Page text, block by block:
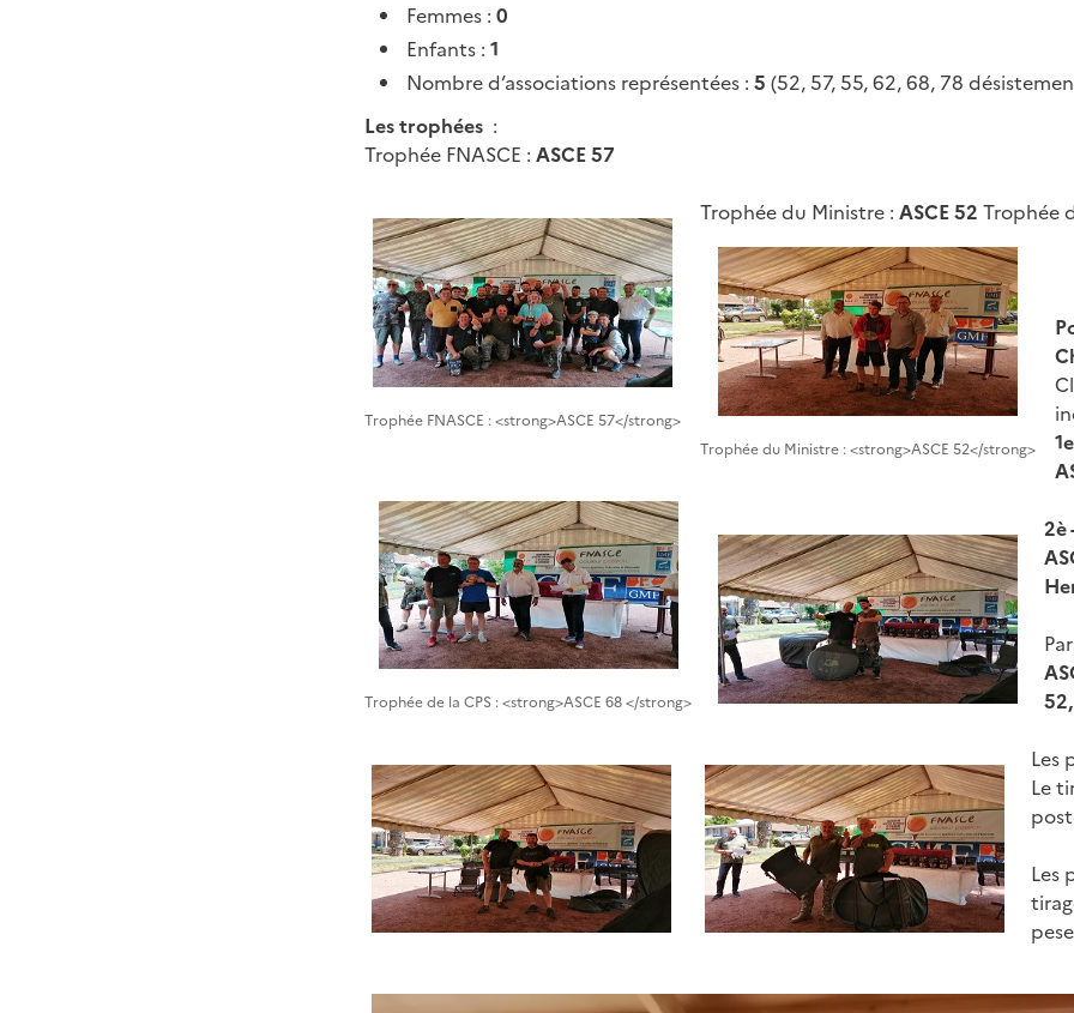
Femmes :0
Enfants :1
Nombre d’associations représentées :5(52, 57, 55, 62, 68, 78
Les trophées :
Trophée FNASCE : ASCE 57
Trophée FNASCE : <strong>ASCE 57</strong>
Trophée du Ministre : ASCE 52
Trophée du Ministre : <strong>ASCE 52</strong>
Trophée
Trophée de la CPS : <strong>ASCE 68 </strong>
2è
Les
Le
Les